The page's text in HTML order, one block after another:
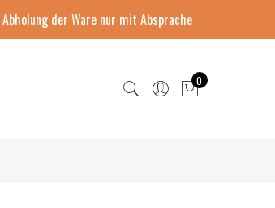
Abholung der Ware nur mit Absprache
0